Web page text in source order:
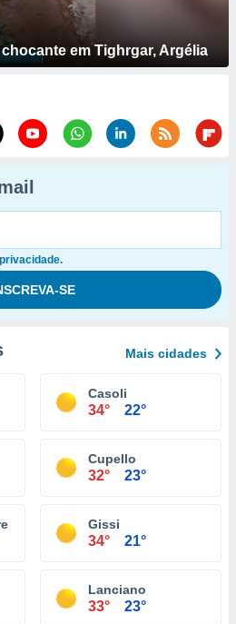
em Tighrgar, Argélia
Mais cidades
Casoli
34° 22°
Cupello
32° 23°
Gissi
34° 21°
Lanciano
33° 23°